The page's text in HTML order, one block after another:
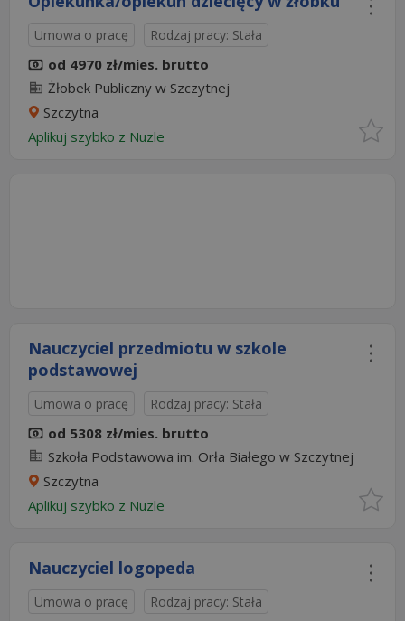
Umowa o pracę Rodzaj pracy: Stała
od 4970 zł/mies. brutto
Żłobek Publiczny w Szczytnej
Szczytna
Aplikuj szybko z Nuzle
Nauczyciel przedmiotu w szkole
podstawowej
Umowa o pracę Rodzaj pracy: Stała
od 5308 zł/mies. brutto
Szkoła Podstawowa im. Orła Białego w Szczytnej
Szczytna
Aplikuj szybko z Nuzle
Nauczyciel logopeda
Umowa o pracę Rodzaj pracy: Stała